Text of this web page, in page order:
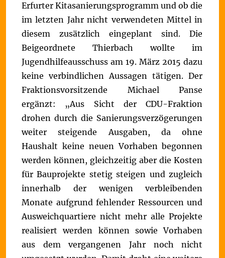
Erfurter Kitasanierungsprogramm und ob die
im letzten Jahr nicht verwendeten Mittel in
diesem zusätzlich eingeplant sind. Die
Beigeordnete Thierbach wollte im
Jugendhilfeausschuss am 19. März 2015 dazu
keine verbindlichen Aussagen tätigen. Der
Fraktionsvorsitzende Michael Panse
ergänzt: „Aus Sicht der CDU-Fraktion
drohen durch die Sanierungsverzögerungen
weiter steigende Ausgaben, da ohne
Haushalt keine neuen Vorhaben begonnen
werden können, gleichzeitig aber die Kosten
für Bauprojekte stetig steigen und zugleich
innerhalb der wenigen verbleibenden
Monate aufgrund fehlender Ressourcen und
Ausweichquartiere nicht mehr alle Projekte
realisiert werden können sowie Vorhaben
aus dem vergangenen Jahr noch nicht